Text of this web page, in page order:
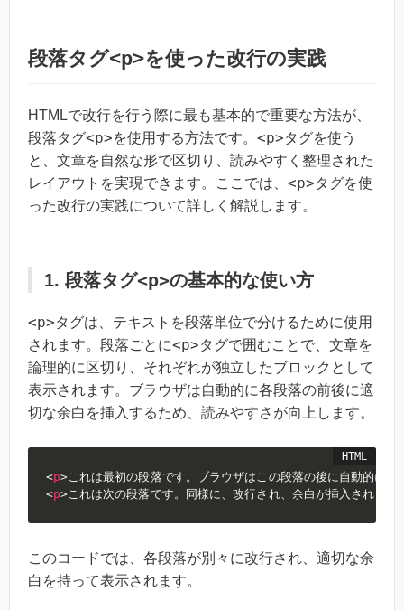
段落タグ<p>を使った改行の実践
HTMLで改行を行う際に最も基本的で重要な方法が、
段落タグ<p>を使用する方法です。 <p>タグを使う
と、文章を自然な形で区切り、読みやすく整理された
レイアウトを実現できます。ここでは、 <p>タグを使
った改行の実践について詳しく解説します。
1. 段落タグ<p>の基本的な使い方
<p>タグは、テキストを段落単位で分けるために使用
されます。段落ごとに<p>タグで囲むことで、文章を
論理的に区切り、それぞれが独立したブロックとして
表示されます。ブラウザは自動的に各段落の前後に適
切な余白を挿入するため、読みやすさが向上します。
<p>これは最初の段落です。ブラウザはこの段落の後に自動的に改
<p>これは次の段落です。同様に、改行され、余白が挿入されます
このコードでは、各段落が別々に改行され、適切な余
白を持って表示されます。